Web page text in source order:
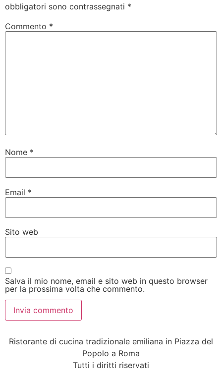
obbligatori sono contrassegnati *
Commento *
Nome *
Email *
Sito web
Salva il mio nome, email e sito web in questo browser
per la prossima volta che commento.
Ristorante di cucina tradizionale emiliana in Piazza del
Popolo a Roma
Tutti i diritti riservati